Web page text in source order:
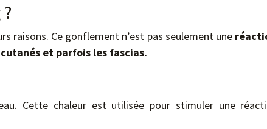
raisons. Ce gonflement n’est pas seulement une
et parfois les fascias.
Cette chaleur est utilisée pour stimuler une